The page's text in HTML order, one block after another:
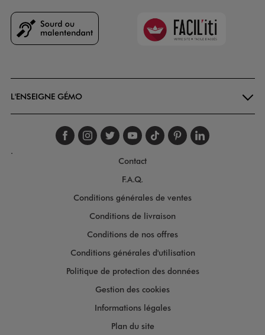
Faciliti
L'ENSEIGNE GÉMO
Suivez-nous sur
Suivez-nous sur
Suivez-nous sur
Suivez-nous
Suivez-nous
Suivez-
.
Contact
F.A.Q.
Conditions générales de ventes
Conditions de livraison
Conditions de nos offres
Conditions générales d'utilisation
Politique de protection des données
Gestion des cookies
Informations légales
Plan du site